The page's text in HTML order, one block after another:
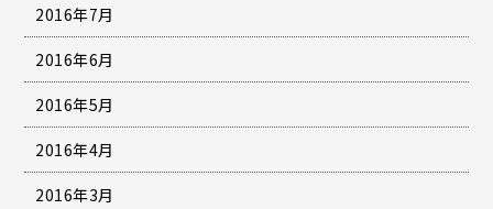
2016年7月
2016年6月
2016年5月
2016年4月
2016年3月